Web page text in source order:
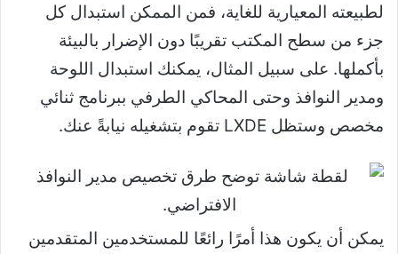
لطبيعته المعيارية للغاية، فمن الممكن استبدال كل
جزء من سطح المكتب تقريبًا دون الإضرار بالبيئة
بأكملها. على سبيل المثال، يمكنك استبدال اللوحة
ومدير النوافذ وحتى المحاكي الطرفي ببرنامج ثنائي
مخصص وستظل LXDE تقوم بتشغيله نيابةً عنك.
يمكن أن يكون هذا أمرًا رائعًا للمستخدمين المتقدمين